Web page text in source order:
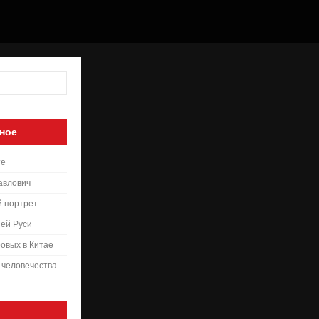
портрет
Руси
в Китае